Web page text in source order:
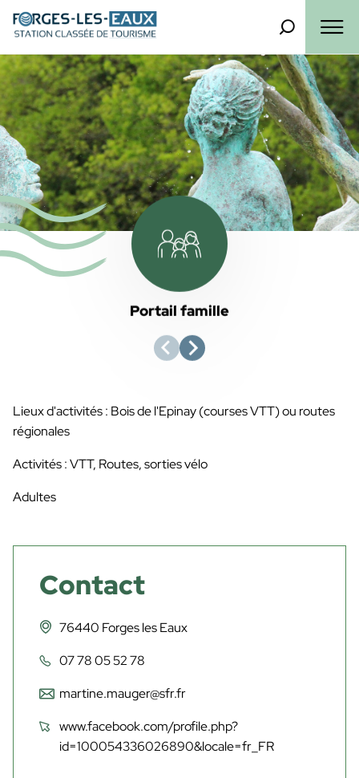
Que
Portail famille
Lieux d'activités : Bois de l'Epinay (courses VTT) ou routes
régionales
Activités : VTT, Routes, sorties vélo
Adultes
Contact
76440 Forges les Eaux
07 78 05 52 78
martine.mauger@sfr.fr
www.facebook.com/profile.php?
id=100054336026890&locale=fr_FR
Panneau de gestion des cookies